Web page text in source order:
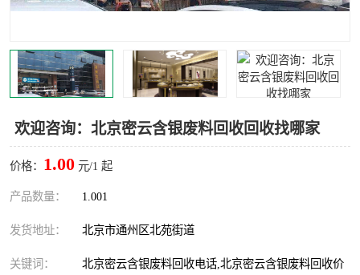
欢迎咨询：北京密云含银废料回收回收找哪家
价格： 1.00 元/1 起
产品数量： 1.001
发货地址： 北京市通州区北苑街道
关键词：
北京密云含银废料回收电话,北京密云含银废料回收价